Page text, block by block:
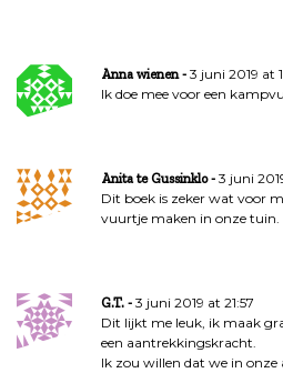
i
e
Anna wienen
3 juni 2019 at
Ik doe mee voor een
Anita te Gussinklo
3 juni
Dit boek is zeker wat voor
vuurtje maken in onze tuin.
G.T.
3 juni 2019 at 21:57
Dit lijkt me leuk, ik maak
een aantrekkingskracht.
Ik zou willen dat we in